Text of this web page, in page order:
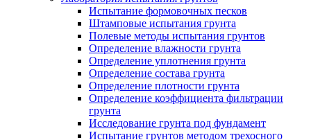
Испытание формовочных песков
Штамповые испытания грунта
Полевые методы испытания грунтов
Определение влажности грунта
Определение уплотнения грунта
Определение состава грунта
Определение плотности грунта
Определение коэффициента фильтрации
грунта
Исследование грунта под фундамент
Испытание грунтов методом трехосного